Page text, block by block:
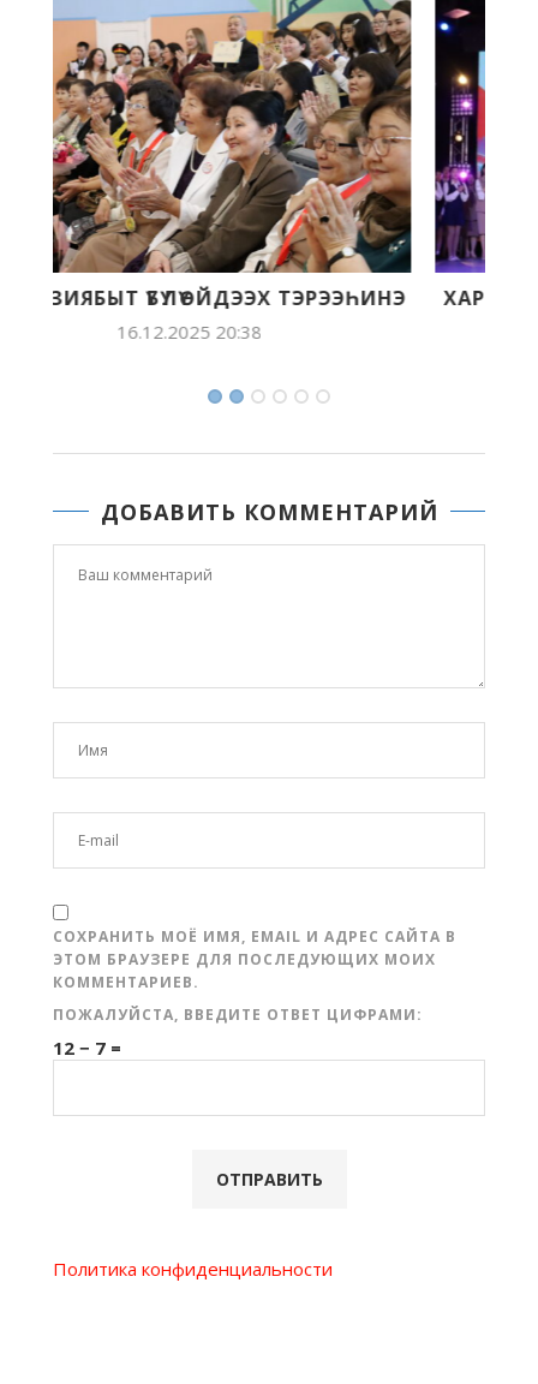
ХАРАҔЫ УМАТАР, СҮРЭҔИ ҮӨРДЭР ҮБҮЛҮӨЙ
14.12.2025 20:41
ДОБАВИТЬ КОММЕНТАРИЙ
СОХРАНИТЬ МОЁ ИМЯ, EMAIL И АДРЕС САЙТА В
ЭТОМ БРАУЗЕРЕ ДЛЯ ПОСЛЕДУЮЩИХ МОИХ
КОММЕНТАРИЕВ.
ПОЖАЛУЙСТА, ВВЕДИТЕ ОТВЕТ ЦИФРАМИ:
12 − 7 =
Политика конфиденциальности